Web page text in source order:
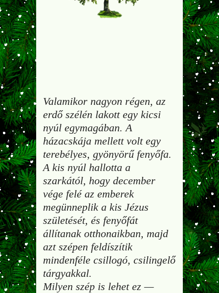
Valamikor nagyon régen, az
erdő szélén lakott egy kicsi
nyúl egymagában. A
házacskája mellett volt egy
terebélyes, gyönyörű fenyőfa.
A kis nyúl hallotta a
szarkától, hogy december
vége felé az emberek
megünneplik a kis Jézus
születését, és fenyőfát
állítanak otthonaikban, majd
azt szépen feldíszítik
mindenféle csillogó, csilingelő
tárgyakkal.
Milyen szép is lehet ez —